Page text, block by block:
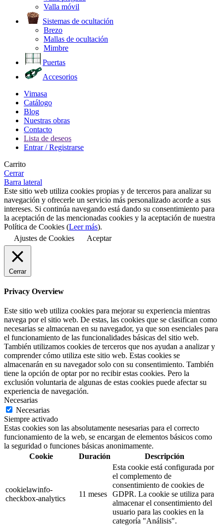
Valla móvil
Sistemas de ocultación
Brezo
Mallas de ocultación
Mimbre
Puertas
Accesorios
Vimasa
Catálogo
Blog
Nuestras obras
Contacto
Lista de deseos
Entrar / Registrarse
Carrito
Cerrar
Barra lateral
Este sitio web utiliza cookies propias y de terceros para analizar su
navegación y ofrecerle un servicio más personalizado acorde a sus
intereses. Si continúa navegando está dando su consentimiento para
la aceptación de las mencionadas cookies y la aceptación de nuestra
Política de Cookies (Leer más).
Ajustes de Cookies
Aceptar
Cerrar
Privacy Overview
Este sitio web utiliza cookies para mejorar su experiencia mientras
navega por el sitio web. De estas, las cookies que se clasifican como
necesarias se almacenan en su navegador, ya que son esenciales para
el funcionamiento de las funcionalidades básicas del sitio web.
También utilizamos cookies de terceros que nos ayudan a analizar y
comprender cómo utiliza este sitio web. Estas cookies se
almacenarán en su navegador solo con su consentimiento. También
tiene la opción de optar por no recibir estas cookies. Pero la
exclusión voluntaria de algunas de estas cookies puede afectar su
experiencia de navegación.
Necesarias
Necesarias
Siempre activado
Estas cookies son las absolutamente nesesarias para el correcto
funcionamiento de la web, se encargan de elementos básicos como
la seguridad o funciones básicas anonimamente.
Cookie
Duración Descripción
cookielawinfo-
checkbox-analytics
11 meses
Esta cookie está configurada por
el complemento de
consentimiento de cookies de
GDPR. La cookie se utiliza para
almacenar el consentimiento del
usuario para las cookies en la
categoría "Análisis".